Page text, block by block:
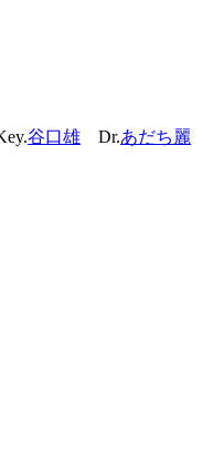
谷口雄 Dr.あだち麗